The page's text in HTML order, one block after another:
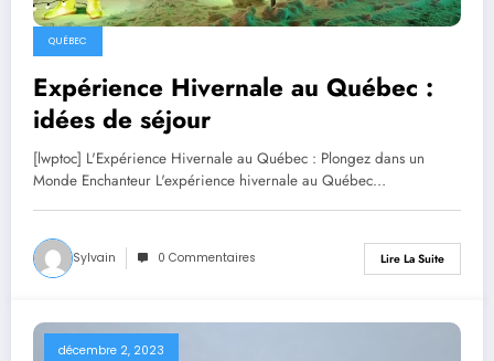
QUÉBEC
Expérience Hivernale au Québec :
idées de séjour
[lwptoc] L'Expérience Hivernale au Québec : Plongez dans un
Monde Enchanteur L'expérience hivernale au Québec…
Sylvain 0 Commentaires Lire La Suite
décembre 2, 2023